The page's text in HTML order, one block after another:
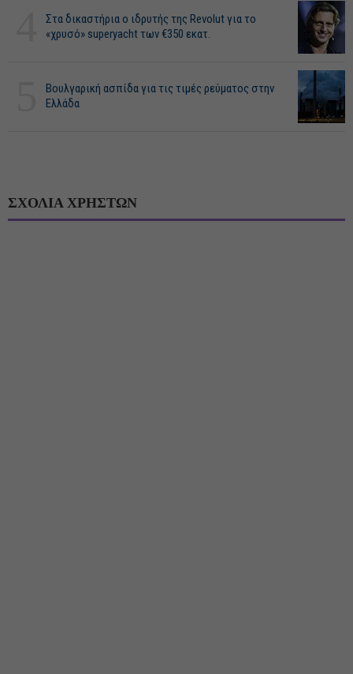
Στα δικαστήρια ο ιδρυτής της Revolut για το
«χρυσό» superyacht των €350 εκατ.
Βουλγαρική ασπίδα για τις τιμές ρεύματος στην
Ελλάδα
ΣΧΟΛΙΑ ΧΡΗΣΤΩΝ